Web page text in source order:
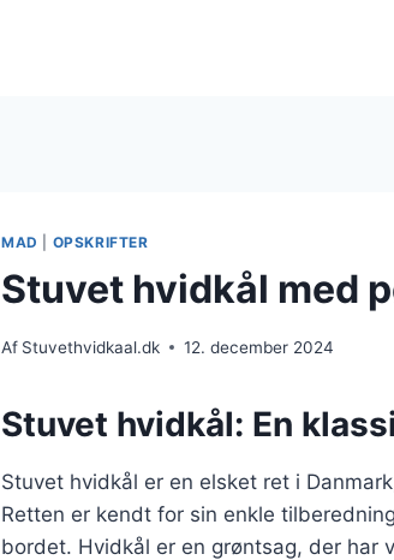
MAD OPSKRIFTER
Stuvet hvidkål med
Af Stuvethvidkaal.dk 12. december 2024
Stuvet hvidkål: En
Stuvet hvidkål er en elsket ret i
Retten er kendt for sin enkle
bordet. Hvidkål er en grøntsag, der har